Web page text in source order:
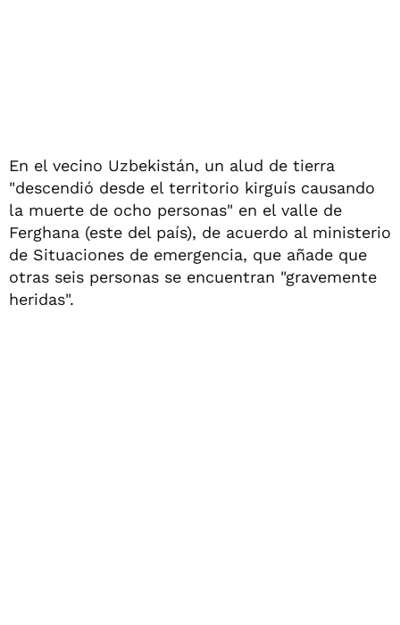
En el vecino Uzbekistán, un alud de tierra
"descendió desde el territorio kirguís causando
la muerte de ocho personas" en el valle de
Ferghana (este del país), de acuerdo al ministerio
de Situaciones de emergencia, que añade que
otras seis personas se encuentran "gravemente
heridas".